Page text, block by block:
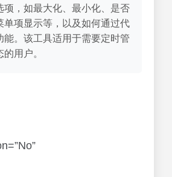
项，如最大化、最小化、是否
单项显示等，以及如何通过代
能。该工具适用于需要定时管
用户。